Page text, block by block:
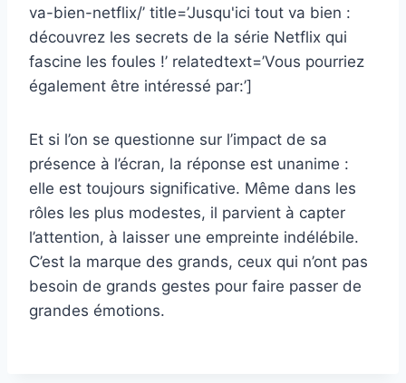
va-bien-netflix/’ title=’Jusqu'ici tout va bien :
découvrez les secrets de la série Netflix qui
fascine les foules !’ relatedtext=’Vous pourriez
également être intéressé par:’]
Et si l’on se questionne sur l’impact de sa
présence à l’écran, la réponse est unanime :
elle est toujours significative. Même dans les
rôles les plus modestes, il parvient à capter
l’attention, à laisser une empreinte indélébile.
C’est la marque des grands, ceux qui n’ont pas
besoin de grands gestes pour faire passer de
grandes émotions.